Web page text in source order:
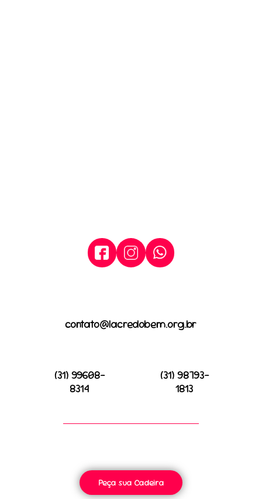
contato@lacredobem.org.br
(31) 99608-
8314
(31) 98793-
1813
Peça sua Cadeira